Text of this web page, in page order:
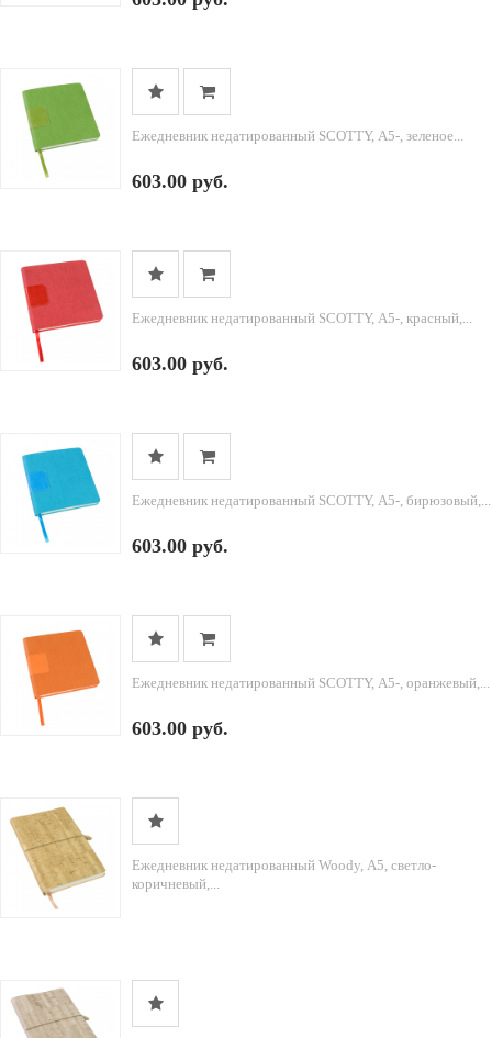
Ежедневник недатированный SCOTTY, А5-, зеленое...
603.00 руб.
Ежедневник недатированный SCOTTY, А5-, красный,...
603.00 руб.
Ежедневник недатированный SCOTTY, А5-, бирюзовый,...
603.00 руб.
Ежедневник недатированный SCOTTY, А5-, оранжевый,...
603.00 руб.
Ежедневник недатированный Woody, А5, светло-
коричневый,...